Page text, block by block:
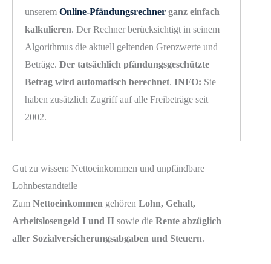
unserem Online-Pfändungsrechner ganz einfach
kalkulieren. Der Rechner berücksichtigt in seinem
Algorithmus die aktuell geltenden Grenzwerte und
Beträge. Der tatsächlich pfändungsgeschützte
Betrag wird automatisch berechnet. INFO: Sie
haben zusätzlich Zugriff auf alle Freibeträge seit
2002.
Gut zu wissen: Nettoeinkommen und unpfändbare
Lohnbestandteile
Zum Nettoeinkommen gehören Lohn, Gehalt,
Arbeitslosengeld I und II sowie die Rente abzüglich
aller Sozialversicherungsabgaben und Steuern.